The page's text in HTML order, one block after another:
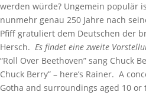
werden würde? Ungemein populär
nunmehr genau 250 Jahre nach
Pfiff gratuliert dem Deutschen der
Hersch. Es findet eine zweite
“Roll Over Beethoven” sang Chuck
Chuck Berry” – here’s Rainer. A
Gotha and surroundings aged 10